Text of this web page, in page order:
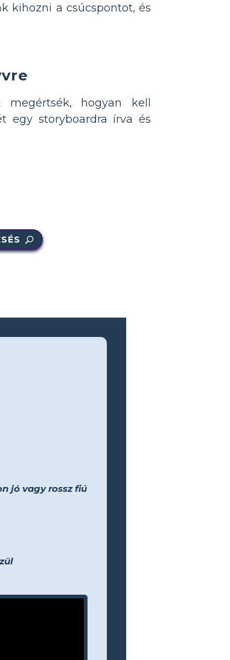
kihozni a csúcspontot, és
megértsék, hogyan kell
egy storyboardra írva és
jó vagy rossz fiú